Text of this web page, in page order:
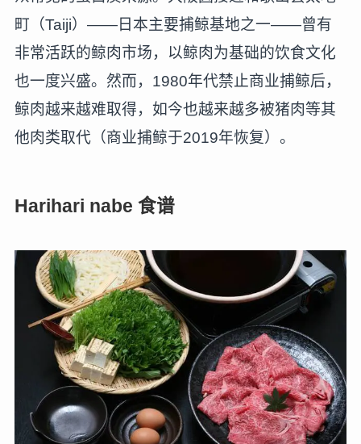
町（Taiji）——日本主要捕鲸基地之一——曾有
非常活跃的鲸肉市场，以鲸肉为基础的饮食文化
也一度兴盛。然而，1980年代禁止商业捕鲸后，
鲸肉越来越难取得，如今也越来越多被猪肉等其
他肉类取代（商业捕鲸于2019年恢复）。
Harihari nabe 食谱